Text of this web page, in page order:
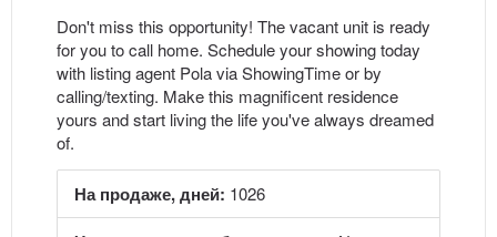
Don't miss this opportunity! The vacant unit is ready
for you to call home. Schedule your showing today
with listing agent Pola via ShowingTime or by
calling/texting. Make this magnificent residence
yours and start living the life you've always dreamed
of.
На продаже, дней: 1026